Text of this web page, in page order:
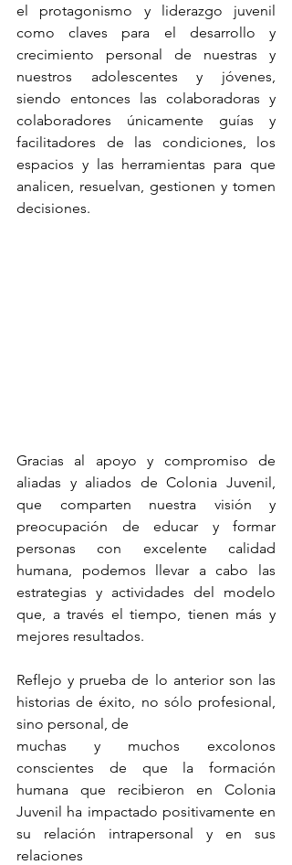
el protagonismo y liderazgo juvenil
como claves para el desarrollo y
crecimiento personal de nuestras y
nuestros adolescentes y jóvenes,
siendo entonces las colaboradoras y
colaboradores únicamente guías y
facilitadores de las condiciones, los
espacios y las herramientas para que
analicen, resuelvan, gestionen y tomen
decisiones.
Gracias al apoyo y compromiso de
aliadas y aliados de Colonia Juvenil,
que comparten nuestra visión y
preocupación de educar y formar
personas con excelente calidad
humana, podemos llevar a cabo las
estrategias y actividades del modelo
que, a través el tiempo, tienen más y
mejores resultados.
Reflejo y prueba de lo anterior son las
historias de éxito, no sólo profesional,
sino personal, de
muchas y muchos excolonos
conscientes de que la formación
humana que recibieron en Colonia
Juvenil ha impactado positivamente en
su relación intrapersonal y en sus
relaciones